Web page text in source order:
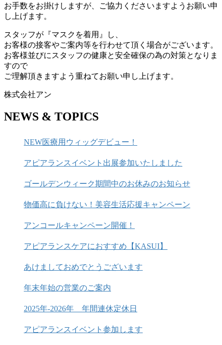
お手数をお掛けしますが、ご協力くださいますようお願い申
し上げます。
スタッフが『マスクを着用』し、
お客様の接客やご案内等を行わせて頂く場合がございます。
お客様並びにスタッフの健康と安全確保の為の対策となりま
すので
ご理解頂きますよう重ねてお願い申し上げます。
株式会社アン
NEWS & TOPICS
NEW医療用ウィッグデビュー！
アピアランスイベント出展参加いたしました
ゴールデンウィーク期間中のお休みのお知らせ
物価高に負けない！美容生活応援キャンペーン
アンコールキャンペーン開催！
アピアランスケアにおすすめ【KASUI】
あけましておめでとうございます
年末年始の営業のご案内
2025年-2026年 年間連休定休日
アピアランスイベント参加します